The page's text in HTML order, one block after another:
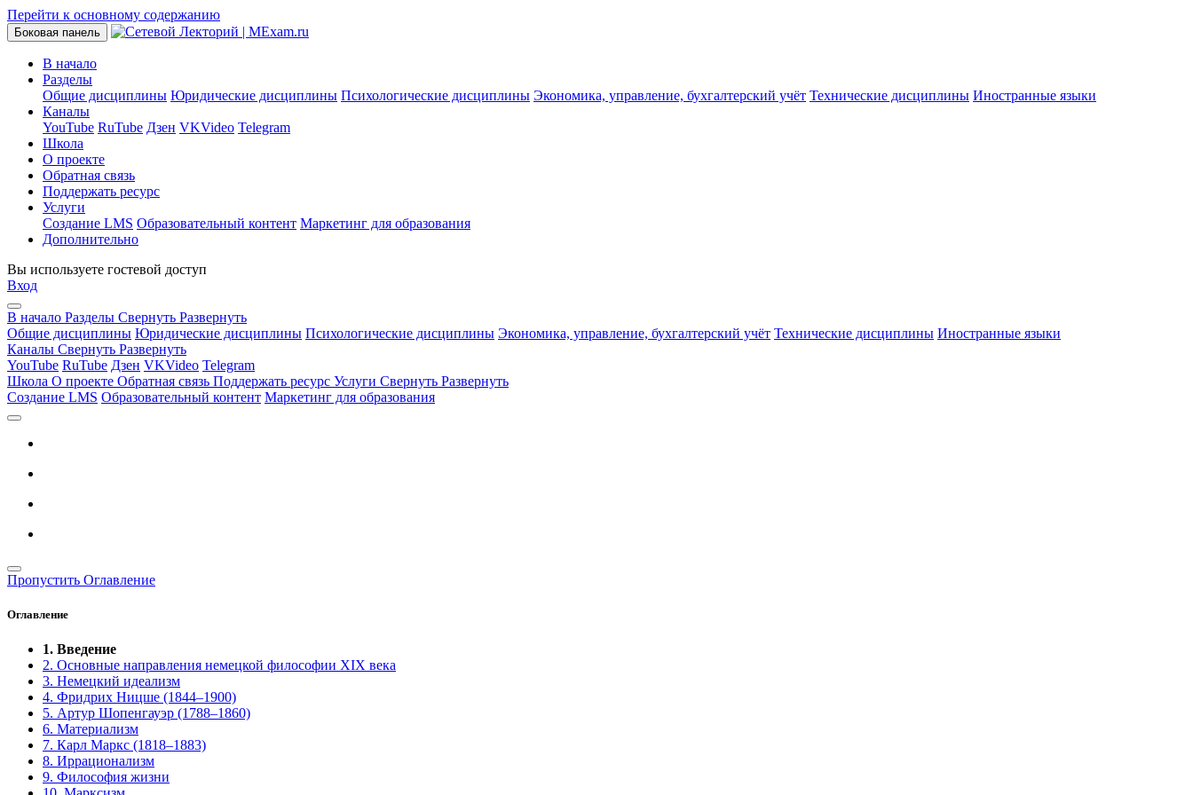
Перейти к основному содержанию
Боковая панель
В начало
Разделы
Общие дисциплины Юридические дисциплины Психологические дисциплины Экономика, управление, бухгалтерский учёт Технические дисциплины Иностранные языки
Каналы
YouTube RuTube Дзен VKVideo Telegram
Школа
О проекте
Обратная связь
Поддержать ресурс
Услуги
Создание LMS Образовательный контент Маркетинг для образования
Дополнительно
Вы используете гостевой доступ
Вход
В начало Разделы Свернуть Развернуть
Общие дисциплины Юридические дисциплины Психологические дисциплины Экономика, управление, бухгалтерский учёт Технические дисциплины Иностранные языки
Каналы Свернуть Развернуть
YouTube RuTube Дзен VKVideo Telegram
Школа О проекте Обратная связь Поддержать ресурс Услуги Свернуть Развернуть
Создание LMS Образовательный контент Маркетинг для образования
Пропустить Оглавление
Оглавление
1. Введение
2. Основные направления немецкой философии XIX века
3. Немецкий идеализм
4. Фридрих Ницше (1844–1900)
5. Артур Шопенгауэр (1788–1860)
6. Материализм
7. Карл Маркс (1818–1883)
8. Иррационализм
9. Философия жизни